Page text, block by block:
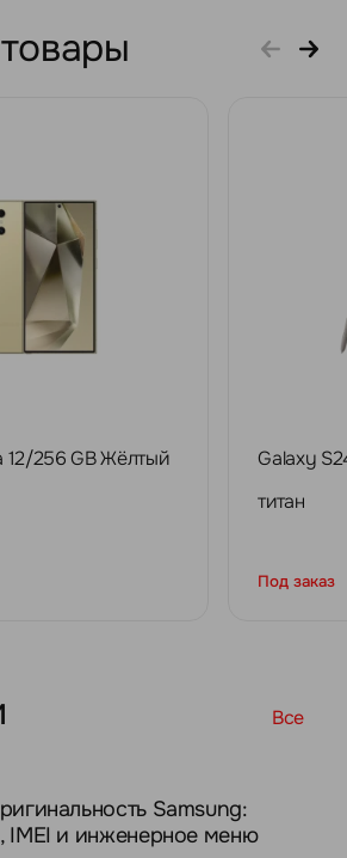
12/256 GB Жёлтый
Galaxy
титан
Под заказ
Все
Samsung:
IMEI и инженерное меню